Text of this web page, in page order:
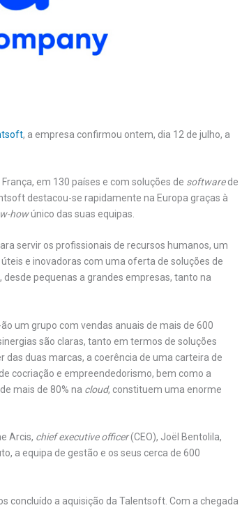
, a empresa confirmou ontem, dia 12 de julho, a
em 130 países e com soluções de softwarede
destacou-se rapidamente na Europa graças à
howúnico das suas equipas.
servir os profissionais de recursos humanos, um
e inovadoras com uma oferta de soluções de
pequenas a grandes empresas, tanto na
um grupo com vendas anuais de mais de 600
são claras, tanto em termos de soluções
duas marcas, a coerência de uma carteira de
cocriação e empreendedorismo, bem como a
mais de 80% na cloud, constituem uma enorme
Arcis, chief executive officer(CEO), Joël Bentolila,
a equipa de gestão e os seus cerca de 600
concluído a aquisição da Talentsoft. Com a chegada